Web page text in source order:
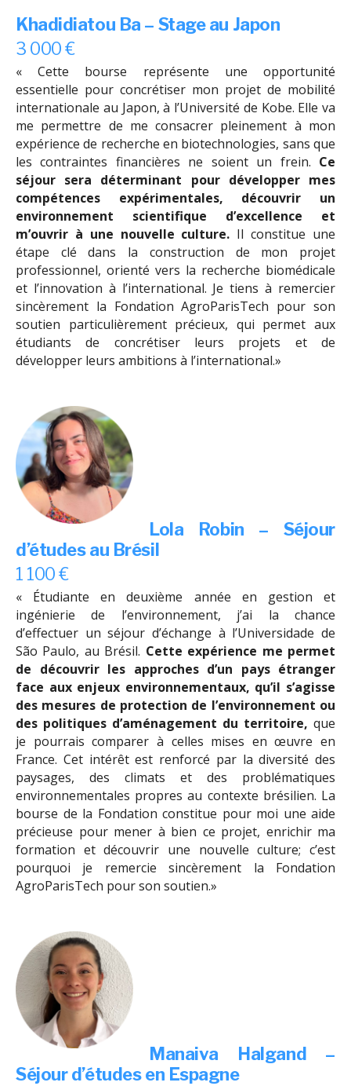
Khadidiatou Ba – Stage au Japon
3 000 €
« Cette bourse représente une opportunité
essentielle pour concrétiser mon projet de mobilité
internationale au Japon, à l’Université de Kobe. Elle va
me permettre de me consacrer pleinement à mon
expérience de recherche en biotechnologies, sans que
les contraintes financières ne soient un frein. Ce
séjour sera déterminant pour développer mes
compétences expérimentales, découvrir un
environnement scientifique d’excellence et
m’ouvrir à une nouvelle culture. Il constitue une
étape clé dans la construction de mon projet
professionnel, orienté vers la recherche biomédicale
et l’innovation à l’international. Je tiens à remercier
sincèrement la Fondation AgroParisTech pour son
soutien particulièrement précieux, qui permet aux
étudiants de concrétiser leurs projets et de
développer leurs ambitions à l’international.»
Lola Robin – Séjour
d’études au Brésil
1 100 €
« Étudiante en deuxième année en gestion et
ingénierie de l’environnement, j’ai la chance
d’effectuer un séjour d’échange à l’Universidade de
São Paulo, au Brésil. Cette expérience me permet
de découvrir les approches d’un pays étranger
face aux enjeux environnementaux, qu’il s’agisse
des mesures de protection de l’environnement ou
des politiques d’aménagement du territoire, que
je pourrais comparer à celles mises en œuvre en
France. Cet intérêt est renforcé par la diversité des
paysages, des climats et des problématiques
environnementales propres au contexte brésilien. La
bourse de la Fondation constitue pour moi une aide
précieuse pour mener à bien ce projet, enrichir ma
formation et découvrir une nouvelle culture; c’est
pourquoi je remercie sincèrement la Fondation
AgroParisTech pour son soutien.»
Manaiva Halgand –
Séjour d’études en Espagne